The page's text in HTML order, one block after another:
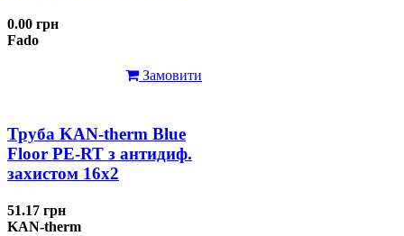
0.00 грн
Fado
Замовити
Труба KAN-therm Blue
Floor PE-RT з антидиф.
захистом 16х2
51.17 грн
KAN-therm